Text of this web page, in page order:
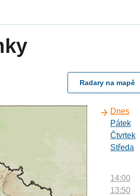
Radary na mapě
Dnes
Pátek
Čtvrtek
Středa
14:00
13:50